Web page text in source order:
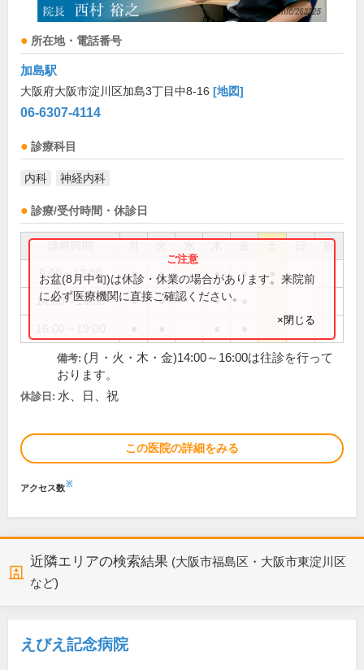
所在地・電話番号
加島駅
大阪府大阪市淀川区加島3丁目中8-16 [地図]
06-6307-4114
診療科目
内科 神経内科
診療/受付時間・休診日
祝
9:00～12:00 ● ● ● ●
14:00～16:00 ● ● ●
お盆(8月中旬)は休診・休業の場合があります。来院前
に必ず医療機関に直接ご確認ください。
×閉じる
備考: (月・火・木・金)14:00～16:00は往診を行って
おります。
休診日: 水、日、祝
この医院の詳細をみる
アクセス数※
近隣エリアの検索結果 (大阪市福島区・大阪市東淀川区
など)
えびえ記念病院